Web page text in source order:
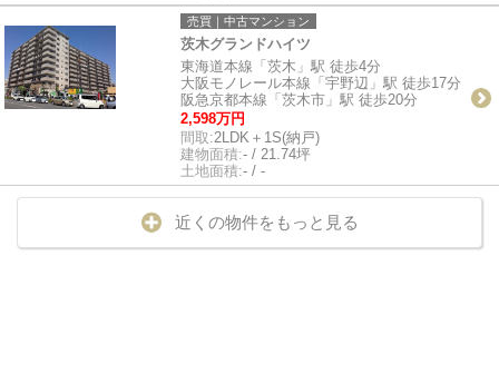
売買｜中古マンション
茨木グランドハイツ
東海道本線「茨木」駅 徒歩4分
大阪モノレール本線「宇野辺」駅 徒歩17分
阪急京都本線「茨木市」駅 徒歩20分
2,598万円
間取:2LDK＋1S(納戸)
建物面積:- / 21.74坪
土地面積:- / -
近くの物件をもっと見る